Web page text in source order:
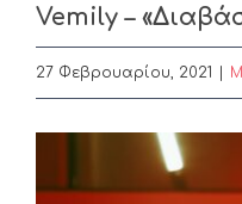
Vemily –
27 Φεβρουαρίου, 2021
Larger